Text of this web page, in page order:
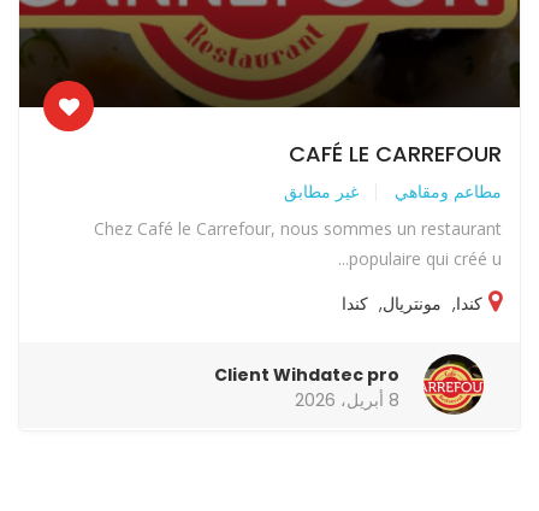
CAFÉ LE CARREFOUR
مطاعم ومقاهي غير مطابق
Chez Café le Carrefour, nous sommes un restaurant
populaire qui créé u...
كندا, مونتريال, كندا
Client Wihdatec pro
8 أبريل، 2026